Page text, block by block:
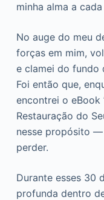
minha alma a
No auge do meu
forças em mim,
e clamei do fundo
Foi então que,
encontrei o eBook
Restauração do
nesse propósito —
perder.
Durante esses 30
profunda dentro